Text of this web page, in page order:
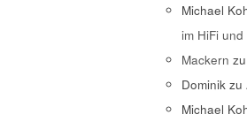
Michael
im HiFi
Mackern
Dominik zu
Michael